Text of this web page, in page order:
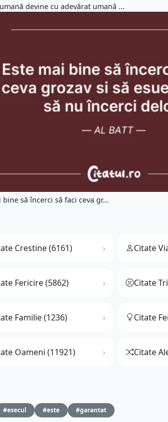
devine cu adevărat umană ...
bine să încerci să faci ceva gr...
Crestine (6161) Citate
Fericire (5862) Citate
Familie (1236) Citate
Oameni (11921) Citate
#esecul #este #garantat